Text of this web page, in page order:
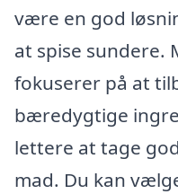
være en god
at spise sundere.
fokuserer på at
bæredygtige
lettere at tage
mad. Du kan